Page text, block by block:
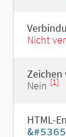
Nicht
Zeichen
Nein [1]
HTML-